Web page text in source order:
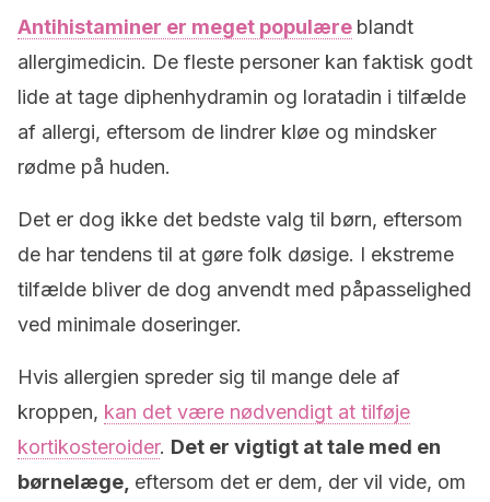
Antihistaminer er meget populære blandt
allergimedicin. De fleste personer kan faktisk godt
lide at tage diphenhydramin og loratadin i tilfælde
af allergi, eftersom de lindrer kløe og mindsker
rødme på huden.
Det er dog ikke det bedste valg til børn, eftersom
de har tendens til at gøre folk døsige. I ekstreme
tilfælde bliver de dog anvendt med påpasselighed
ved minimale doseringer.
Hvis allergien spreder sig til mange dele af
kroppen, kan det være nødvendigt at tilføje
kortikosteroider. Det er vigtigt at tale med en
børnelæge, eftersom det er dem, der vil vide, om